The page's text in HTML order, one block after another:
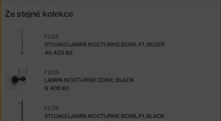
Ze stejné kolekce
STOJACÍ LAMPA NOCTURNE BOWL F1, SILVER
FLOS
40 425 Kč
LAMPA NOCTURNE CONE, BLACK
FLOS
9 400 Kč
STOJACÍ LAMPA NOCTURNE BOWL F1, BLACK
FLOS